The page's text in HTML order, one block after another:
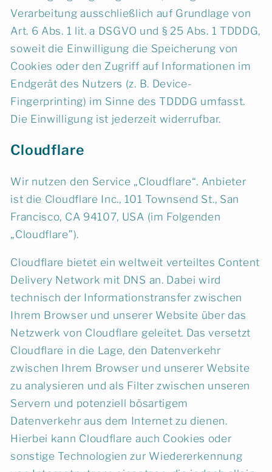
Verarbeitung ausschließlich auf Grundlage von
Art. 6 Abs. 1 lit. a DSGVO und § 25 Abs. 1 TDDDG,
soweit die Einwilligung die Speicherung von
Cookies oder den Zugriff auf Informationen im
Endgerät des Nutzers (z. B. Device-
Fingerprinting) im Sinne des TDDDG umfasst.
Die Einwilligung ist jederzeit widerrufbar.
Cloudflare
Wir nutzen den Service „Cloudflare“. Anbieter
ist die Cloudflare Inc., 101 Townsend St., San
Francisco, CA 94107, USA (im Folgenden
„Cloudflare”).
Cloudflare bietet ein weltweit verteiltes Content
Delivery Network mit DNS an. Dabei wird
technisch der Informationstransfer zwischen
Ihrem Browser und unserer Website über das
Netzwerk von Cloudflare geleitet. Das versetzt
Cloudflare in die Lage, den Datenverkehr
zwischen Ihrem Browser und unserer Website
zu analysieren und als Filter zwischen unseren
Servern und potenziell bösartigem
Datenverkehr aus dem Internet zu dienen.
Hierbei kann Cloudflare auch Cookies oder
sonstige Technologien zur Wiedererkennung